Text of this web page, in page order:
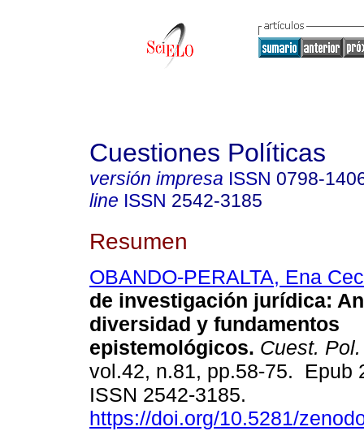
Cuestiones Políticas
versión impresa ISSN 0798-
line ISSN 2542-3185
Resumen
OBANDO-PERALTA, Ena
de investigación jurídica:
diversidad y fundamentos
epistemológicos. Cuest. Pol.
vol.42, n.81, pp.58-75. Epub
ISSN 2542-3185.
https://doi.org/10.5281/